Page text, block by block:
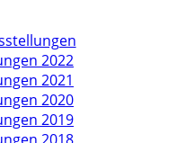
2022
2021
2020
2019